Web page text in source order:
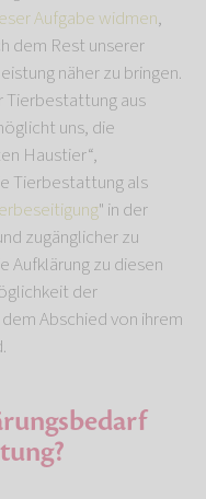
Aufgabe widmen,
dem Rest unserer
näher zu bringen.
Tierbestattung aus
uns, die
Haustier“,
Tierbestattung als
" in der
zugänglicher zu
Aufklärung zu diesen
der
Abschied von ihrem